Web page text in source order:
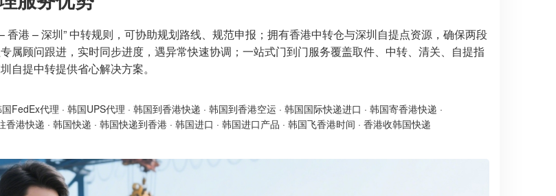
香港 – 深圳” 中转规则，可协助规划路线、规范申报；拥有香港中转仓与深圳自提点资源，确保两段
属顾问跟进，实时同步进度，遇异常快速协调；一站式门到门服务覆盖取件、中转、清关、自提指
自提中转提供省心解决方案。
FedEx代理 · 韩国UPS代理 · 韩国到香港快递 · 韩国到香港空运 · 韩国国际快递进口 · 韩国寄香港快递 ·
香港快递 · 韩国快递 · 韩国快递到香港 · 韩国进口 · 韩国进口产品 · 韩国飞香港时间 · 香港收韩国快递